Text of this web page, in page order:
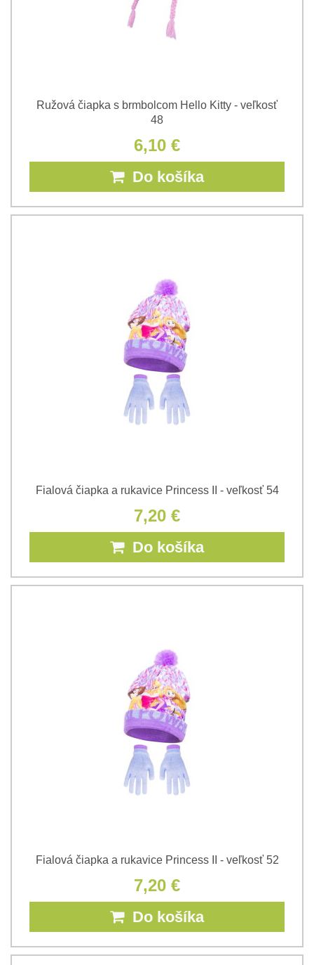
Ružová čiapka s brmbolcom Hello Kitty - veľkosť
48
6,10 €
Do košíka
Fialová čiapka a rukavice Princess II - veľkosť 54
7,20 €
Do košíka
Fialová čiapka a rukavice Princess II - veľkosť 52
7,20 €
Do košíka